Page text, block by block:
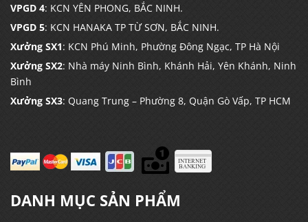
VPGD 4: KCN YÊN PHONG, BẮC NINH.
VPGD 5: KCN HANAKA TP TỪ SƠN, BẮC NINH.
Xưởng SX1: KCN Phú Minh, Phường Đông Ngạc, TP Hà Nội
Xưởng SX2: Nhà máy Ninh Bình, Khánh Hải, Yên Khánh, Ninh
Bình
Xưởng SX3: Quang Trung – Phường 8, Quận Gò Vấp, TP HCM
DANH MỤC SẢN PHẨM